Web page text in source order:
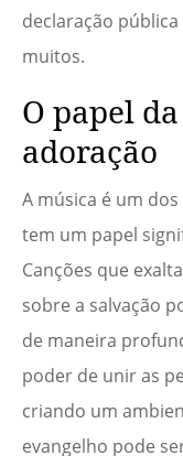
declaração
muitos.
O papel
adoração
A música é um
tem um papel
Canções que
sobre a salvação
de maneira
poder de unir as
criando um
evangelho pode